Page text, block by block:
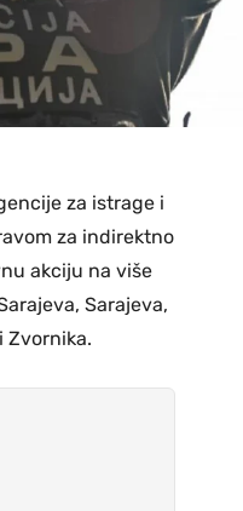
za istrage i
za indirektno
akciju na više
Sarajeva,
Zvornika.